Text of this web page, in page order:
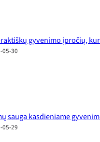
gyvenimo įpročių,
05-30
sauga kasdieniame
05-29